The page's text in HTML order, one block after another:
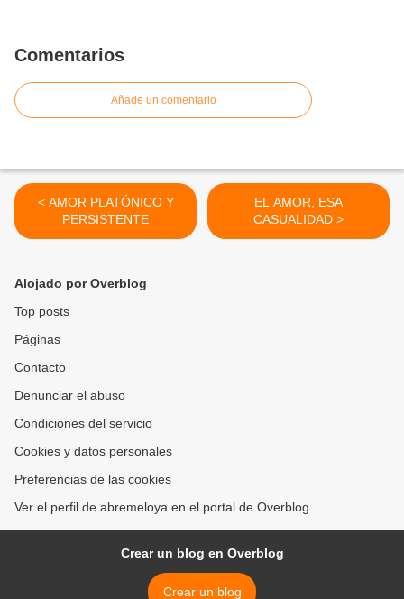
Comentarios
Añade un comentario
< AMOR PLATÓNICO Y
PERSISTENTE
EL AMOR, ESA
CASUALIDAD >
Alojado por Overblog
Top posts
Páginas
Contacto
Denunciar el abuso
Condiciones del servicio
Cookies y datos personales
Preferencias de las cookies
Ver el perfil de abremeloya en el portal de Overblog
Crear un blog en Overblog
Crear un blog